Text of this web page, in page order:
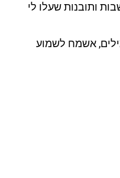
ותובנות שעלו לי
אשמח לשמוע